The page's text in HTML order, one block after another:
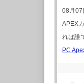
08月07
APEX
れば誰
PC